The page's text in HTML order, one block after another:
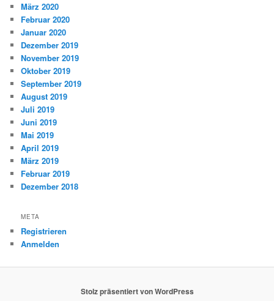
März 2020
Februar 2020
Januar 2020
Dezember 2019
November 2019
Oktober 2019
September 2019
August 2019
Juli 2019
Juni 2019
Mai 2019
April 2019
März 2019
Februar 2019
Dezember 2018
META
Registrieren
Anmelden
Stolz präsentiert von WordPress